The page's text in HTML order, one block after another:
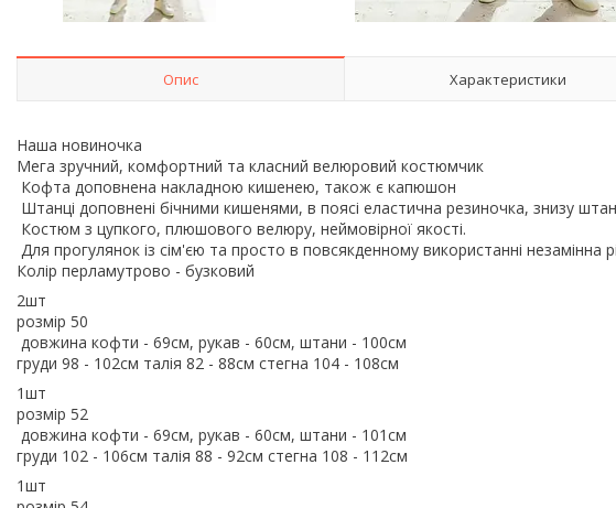
Опис Характеристики
Наша новиночка
Мега зручний, комфортний та класний велюровий костюмчик
Кофта доповнена накладною кишенею, також є капюшон
Штанці доповнені бічними кишенями, в поясі еластична резиночка, знизу
Костюм з цупкого, плюшового велюру, неймовірної якості.
Для прогулянок із сім'єю та просто в повсякденному використанні незамінна
Колір перламутрово - бузковий
2шт
розмір 50
довжина кофти - 69см, рукав - 60см, штани - 100см
груди 98 - 102см талія 82 - 88см стегна 104 - 108см
1шт
розмір 52
довжина кофти - 69см, рукав - 60см, штани - 101см
груди 102 - 106см талія 88 - 92см стегна 108 - 112см
1шт